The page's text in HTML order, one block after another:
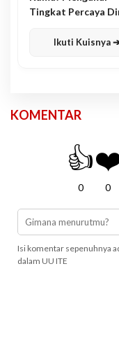
Tingkat Percaya
Ikuti Kuisnya
KOMENTAR
👍
0 0
Isi komentar sepenuhnya
dalam UU ITE